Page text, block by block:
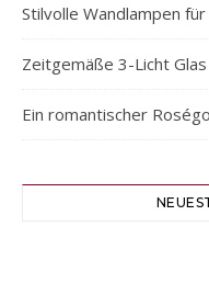
Stilvolle Wandlampen
Zeitgemäße 3-Licht
Ein romantischer